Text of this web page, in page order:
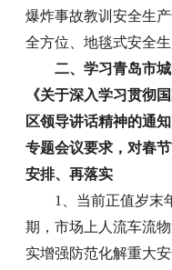
爆炸事故教训安全生
全方位、地毯式安全生
二、学习青岛市
《关于深入学习贯彻
区领导讲话精神的通
专题会议要求，对春
安排、再落实
1、当前正值岁末
期，市场上人流车流
实增强防范化解重大